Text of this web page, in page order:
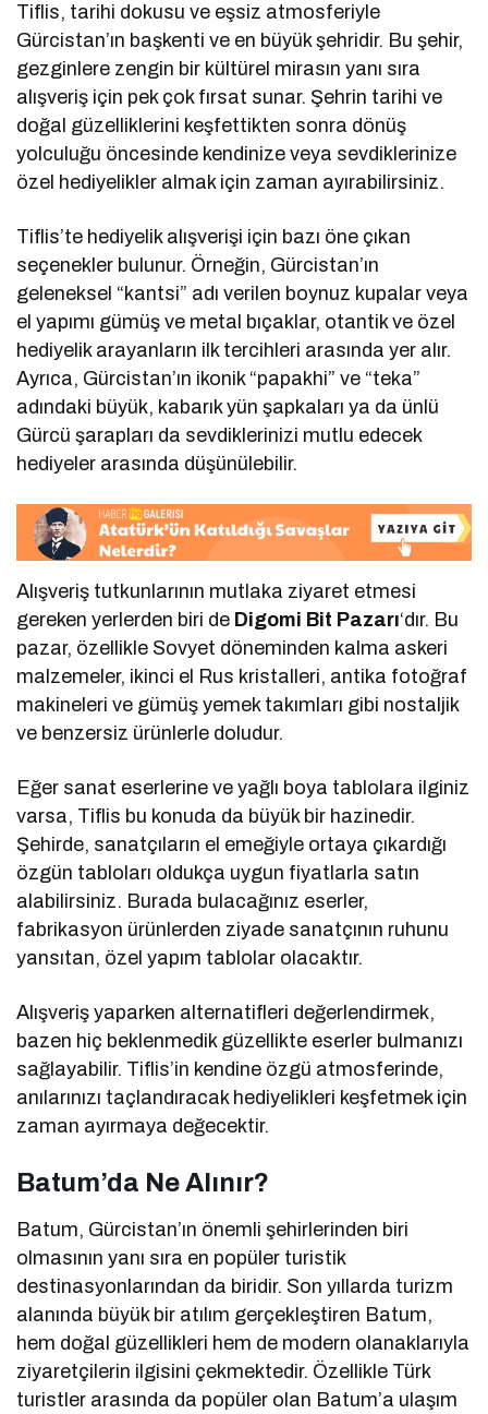
Tiflis, tarihi dokusu ve eşsiz atmosferiyle
Gürcistan’ın başkenti ve en büyük şehridir. Bu şehir,
gezginlere zengin bir kültürel mirasın yanı sıra
alışveriş için pek çok fırsat sunar. Şehrin tarihi ve
doğal güzelliklerini keşfettikten sonra dönüş
yolculuğu öncesinde kendinize veya sevdiklerinize
özel hediyelikler almak için zaman ayırabilirsiniz.
Tiflis’te hediyelik alışverişi için bazı öne çıkan
seçenekler bulunur. Örneğin, Gürcistan’ın
geleneksel “kantsi” adı verilen boynuz kupalar veya
el yapımı gümüş ve metal bıçaklar, otantik ve özel
hediyelik arayanların ilk tercihleri arasında yer alır.
Ayrıca, Gürcistan’ın ikonik “papakhi” ve “teka”
adındaki büyük, kabarık yün şapkaları ya da ünlü
Gürcü şarapları da sevdiklerinizi mutlu edecek
hediyeler arasında düşünülebilir.
Alışveriş tutkunlarının mutlaka ziyaret etmesi
gereken yerlerden biri de Digomi Bit Pazarı‘dır. Bu
pazar, özellikle Sovyet döneminden kalma askeri
malzemeler, ikinci el Rus kristalleri, antika fotoğraf
makineleri ve gümüş yemek takımları gibi nostaljik
ve benzersiz ürünlerle doludur.
Eğer sanat eserlerine ve yağlı boya tablolara ilginiz
varsa, Tiflis bu konuda da büyük bir hazinedir.
Şehirde, sanatçıların el emeğiyle ortaya çıkardığı
özgün tabloları oldukça uygun fiyatlarla satın
alabilirsiniz. Burada bulacağınız eserler,
fabrikasyon ürünlerden ziyade sanatçının ruhunu
yansıtan, özel yapım tablolar olacaktır.
Alışveriş yaparken alternatifleri değerlendirmek,
bazen hiç beklenmedik güzellikte eserler bulmanızı
sağlayabilir. Tiflis’in kendine özgü atmosferinde,
anılarınızı taçlandıracak hediyelikleri keşfetmek için
zaman ayırmaya değecektir.
Batum’da Ne Alınır?
Batum, Gürcistan’ın önemli şehirlerinden biri
olmasının yanı sıra en popüler turistik
destinasyonlarından da biridir. Son yıllarda turizm
alanında büyük bir atılım gerçekleştiren Batum,
hem doğal güzellikleri hem de modern olanaklarıyla
ziyaretçilerin ilgisini çekmektedir. Özellikle Türk
turistler arasında da popüler olan Batum’a ulaşım